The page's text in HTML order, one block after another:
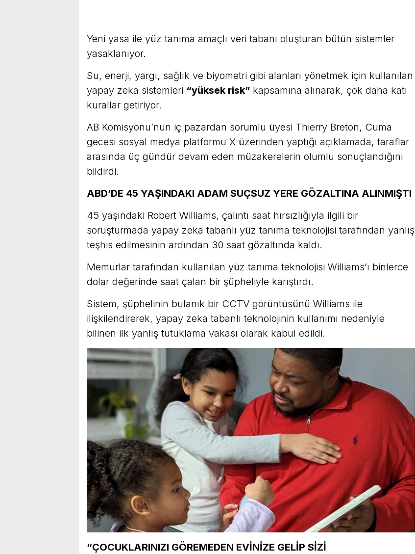
Yeni yasa ile yüz tanıma amaçlı veri tabanı oluşturan bütün sistemler
yasaklanıyor.
Su, enerji, yargı, sağlık ve biyometri gibi alanları yönetmek için kullanılan
yapay zeka sistemleri “yüksek risk” kapsamına alınarak, çok daha katı
kurallar getiriyor.
AB Komisyonu’nun iç pazardan sorumlu üyesi Thierry Breton, Cuma
gecesi sosyal medya platformu X üzerinden yaptığı açıklamada, taraflar
arasında üç gündür devam eden müzakerelerin olumlu sonuçlandığını
bildirdi.
ABD’DE 45 YAŞINDAKI ADAM SUÇSUZ YERE GÖZALTINA ALINMIŞTI
45 yaşındaki Robert Williams, çalıntı saat hırsızlığıyla ilgili bir
soruşturmada yapay zeka tabanlı yüz tanıma teknolojisi tarafından yanlış
teşhis edilmesinin ardından 30 saat gözaltında kaldı.
Memurlar tarafından kullanılan yüz tanıma teknolojisi Williams’ı binlerce
dolar değerinde saat çalan bir şüpheliyle karıştırdı.
Sistem, şüphelinin bulanık bir CCTV görüntüsünü Williams ile
ilişkilendirerek, yapay zeka tabanlı teknolojinin kullanımı nedeniyle
bilinen ilk yanlış tutuklama vakası olarak kabul edildi.
“ÇOCUKLARINIZI GÖREMEDEN EVİNİZE GELİP SİZİ